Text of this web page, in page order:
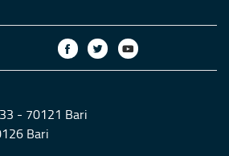
- 70121 Bari
Bari